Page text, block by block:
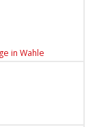
in Wahle